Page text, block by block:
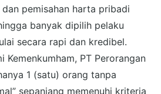
pemisahan harta pribadi
banyak dipilih pelaku
secara rapi dan kredibel.
Kemenkumham, PT Perorangan
1 (satu) orang tanpa
sepanjang memenuhi kriteria